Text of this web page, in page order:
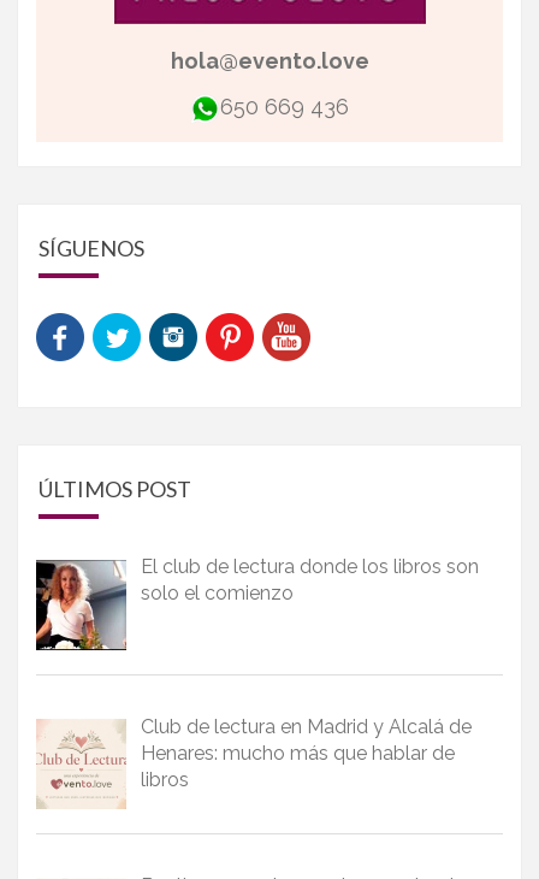
hola@evento.love
650 669 436
SÍGUENOS
ÚLTIMOS POST
El club de lectura donde los libros son
solo el comienzo
Club de lectura en Madrid y Alcalá de
Henares: mucho más que hablar de
libros